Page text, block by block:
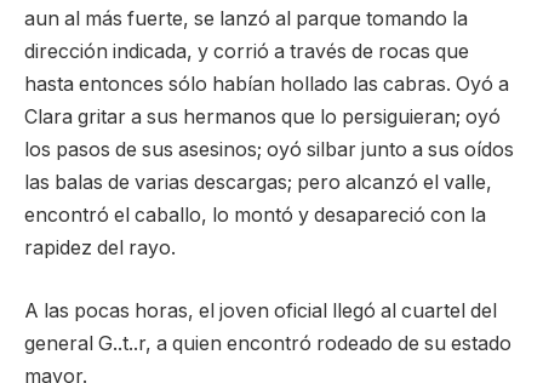
aun al más fuerte, se lanzó al parque tomando la
dirección indicada, y corrió a través de rocas que
hasta entonces sólo habían hollado las cabras. Oyó a
Clara gritar a sus hermanos que lo persiguieran; oyó
los pasos de sus asesinos; oyó silbar junto a sus oídos
las balas de varias descargas; pero alcanzó el valle,
encontró el caballo, lo montó y desapareció con la
rapidez del rayo.
A las pocas horas, el joven oficial llegó al cuartel del
general G..t..r, a quien encontró rodeado de su estado
mayor.